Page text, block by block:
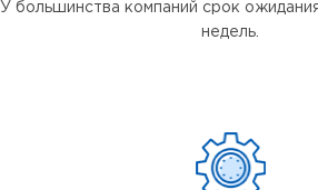
У большинства компаний срок
недель.